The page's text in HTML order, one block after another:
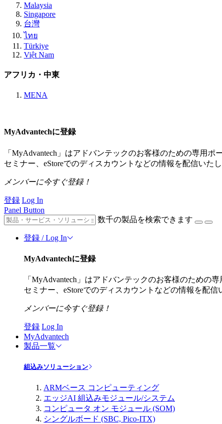
Malaysia
Singapore
台灣
ไทย
Türkiye
Việt Nam
アフリカ・中東
MENA
MyAdvantechに登録
「MyAdvantech」はアドバンテックのお客様のための専用
セミナー、eStoreでのディスカウントなどの情報を配信いた
メンバーに今すぐ登録！
登録 Log In
Panel Button
数千の製品を検索できます
登録 / Log In
MyAdvantechに登録
「MyAdvantech」はアドバンテックのお客様のための
セミナー、eStoreでのディスカウントなどの情報を配信
メンバーに今すぐ登録！
登録 Log In
MyAdvantech
製品一覧
組込みソリューション
ARMベース コンピューティング
エッジAI 組込みモジュール/システム
コンピュータ オン モジュール (SOM)
シングルボード (SBC, Pico-ITX)